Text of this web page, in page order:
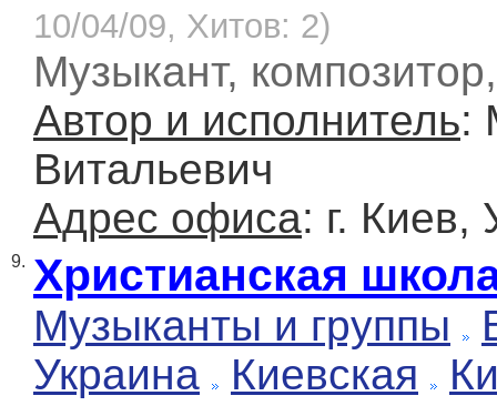
10/04/09, Хитов: 2)
Музыкант,
Автор и исполнитель:
Витальевич
Адрес офиса: г. Киев,
9. Христианская
Музыканты и группы
Украина
Киевская